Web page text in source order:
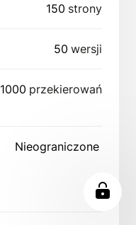
150 strony
50 wersji
1000 przekierowań
Nieograniczone